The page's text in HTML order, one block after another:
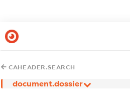
CAHEADER.SEARCH
document.dossier